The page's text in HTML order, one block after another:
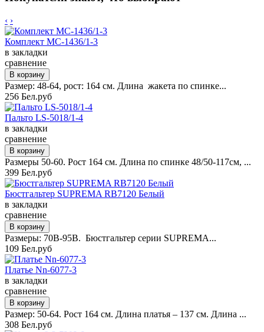
‹ ›
Комплект MC-1436/1-3
в закладки
сравнение
Размер: 48-64, рост: 164 см. Длина жакета по спинке...
256 Бел.руб
Пальто LS-5018/1-4
в закладки
сравнение
Размеры 50-60. Рост 164 см. Длина по спинке 48/50-117см, ...
399 Бел.руб
Бюстгальтер SUPREMA RB7120 Белый
в закладки
сравнение
Размеры: 70B-95B. Бюстгальтер серии SUPREMA...
109 Бел.руб
Платье Nn-6077-3
в закладки
сравнение
Размер: 50-64. Рост 164 см. Длина платья – 137 см. Длина ...
308 Бел.руб